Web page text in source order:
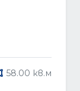
58.00 кв.м